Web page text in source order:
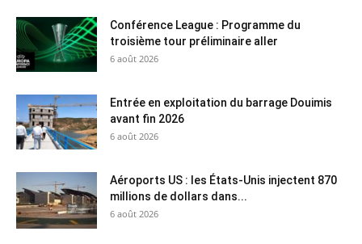
Conférence League : Programme du
troisième tour préliminaire aller
6 août 2026
Entrée en exploitation du barrage Douimis
avant fin 2026
6 août 2026
Aéroports US : les États-Unis injectent 870
millions de dollars dans...
6 août 2026